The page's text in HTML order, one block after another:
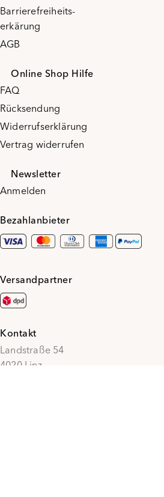
Barrierefreiheits-
erkärung
AGB
Online Shop Hilfe
FAQ
Rücksendung
Widerrufserklärung
Vertrag widerrufen
Newsletter
Anmelden
Bezahlanbieter
Versandpartner
Kontakt
Landstraße 54
4020 Linz